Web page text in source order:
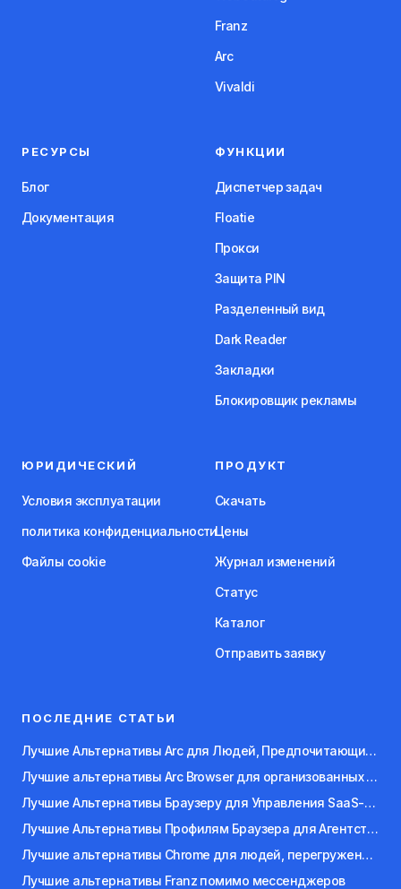
Franz
Arc
Vivaldi
РЕСУРСЫ
Блог
Документация
ФУНКЦИИ
Диспетчер задач
Floatie
Прокси
Защита PIN
Разделенный вид
Dark Reader
Закладки
Блокировщик рекламы
ЮРИДИЧЕСКИЙ
Условия эксплуатации
политика конфиденциальности
Файлы cookie
ПРОДУКТ
Скачать
Цены
Журнал изменений
Статус
Каталог
Отправить заявку
ПОСЛЕДНИЕ СТАТЬИ
Лучшие Альтернативы Arc для Людей, Предпочитающих Работу с Клавиатурой
Лучшие альтернативы Arc Browser для организованных рабочих пространств
Лучшие Альтернативы Браузеру для Управления SaaS-Приложениями
Лучшие Альтернативы Профилям Браузера для Агентств и Фрилансеров
Лучшие альтернативы Chrome для людей, перегруженных вкладками
Лучшие альтернативы Franz помимо мессенджеров